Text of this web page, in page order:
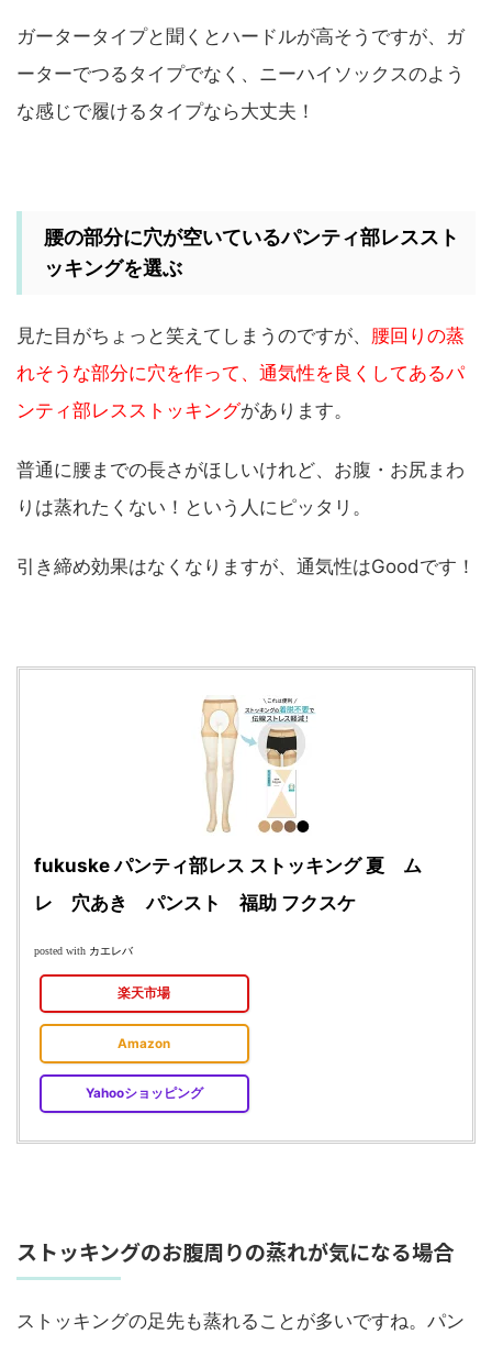
ガータータイプと聞くとハードルが高そうですが、ガ
ーターでつるタイプでなく、ニーハイソックスのよう
な感じで履けるタイプなら大丈夫！
腰の部分に穴が空いているパンティ部レススト
ッキングを選ぶ
見た目がちょっと笑えてしまうのですが、 腰回りの蒸
れそうな部分に穴を作って、通気性を良くしてあるパ
ンティ部レスストッキングがあります。
普通に腰までの長さがほしいけれど、お腹・お尻まわ
りは蒸れたくない！という人にピッタリ。
引き締め効果はなくなりますが、通気性はGoodです！
fukuske パンティ部レス ストッキング 夏 ム
レ 穴あき パンスト 福助 フクスケ
posted with カエレバ
楽天市場
Amazon
Yahooショッピング
ストッキングのお腹周りの蒸れが気になる場合
ストッキングの足先も蒸れることが多いですね。パン